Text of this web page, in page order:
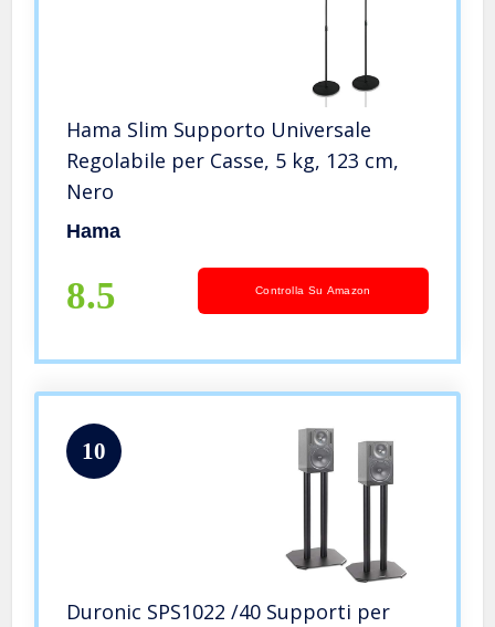
Hama Slim Supporto Universale
Regolabile per Casse, 5 kg, 123 cm,
Nero
Hama
8.5 Controlla Su Amazon
10
Duronic SPS1022 /40 Supporti per